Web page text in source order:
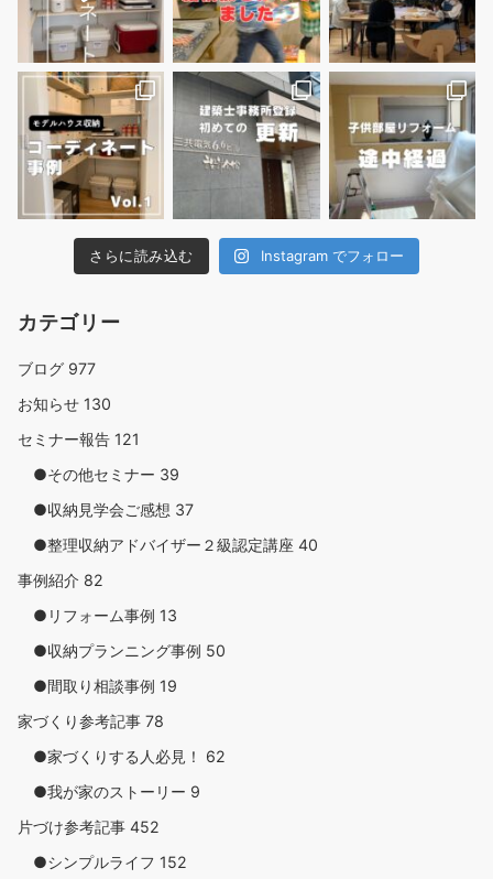
さらに読み込む Instagram でフォロー
カテゴリー
ブログ 977
お知らせ 130
セミナー報告 121
●その他セミナー 39
●収納見学会ご感想 37
●整理収納アドバイザー２級認定講座 40
事例紹介 82
●リフォーム事例 13
●収納プランニング事例 50
●間取り相談事例 19
家づくり参考記事 78
●家づくりする人必見！ 62
●我が家のストーリー 9
片づけ参考記事 452
●シンプルライフ 152